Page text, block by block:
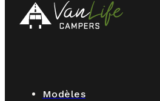
Modèles